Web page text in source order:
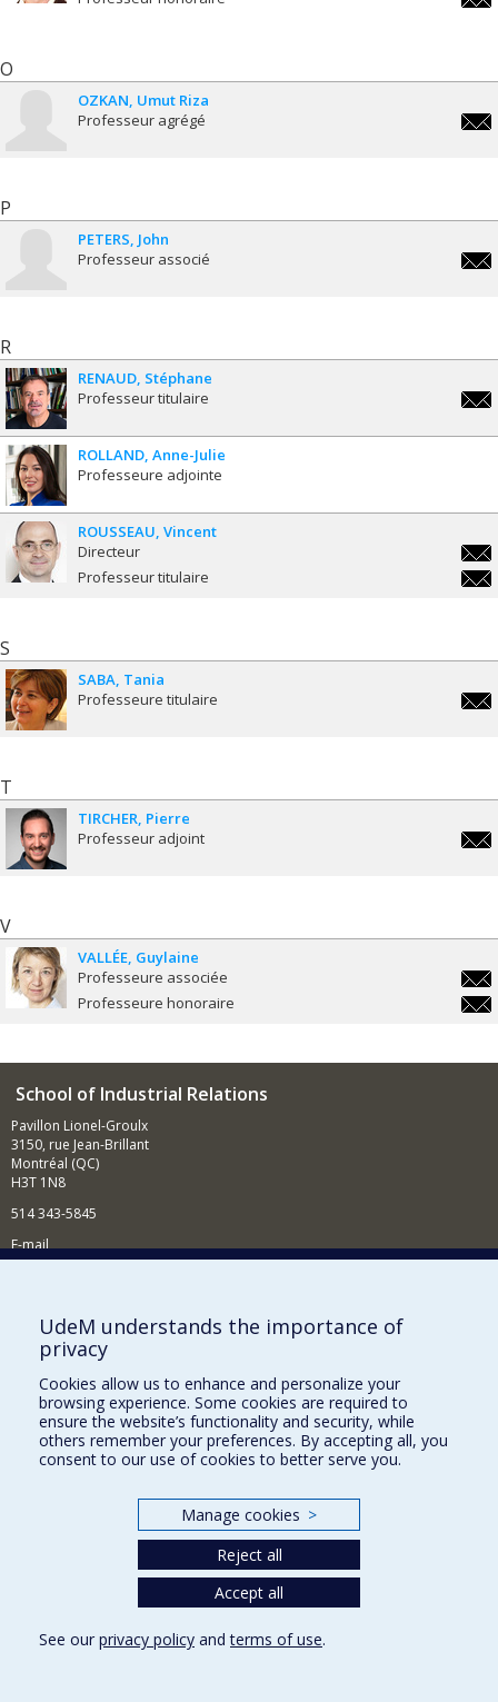
O
OZKAN Umut Riza
Professeur agrégé
P
PETERS John
Professeur associé
R
RENAUD Stéphane
Professeur titulaire
ROLLAND Anne-Julie
Professeure adjointe
ROUSSEAU Vincent
Directeur
Professeur titulaire
S
SABA Tania
Professeure titulaire
T
TIRCHER Pierre
Professeur adjoint
V
VALLÉE Guylaine
Professeure associée
Professeure honoraire
School of Industrial Relations
Pavillon Lionel-Groulx
3150, rue Jean-Brillant
Montréal (QC)
H3T 1N8
514 343-5845
E-mail
Supporting the School
NEED HELP?
Sitemap
Report a problem
Accessibility
Our Departments and Schools
Programs and Courses in our Faculty
UdeM understands the importance of
privacy
Cookies allow us to enhance and personalize your
browsing experience. Some cookies are required to
ensure the website’s functionality and security, while
others remember your preferences. By accepting all, you
consent to our use of cookies to better serve you.
Manage cookies >
Reject all
Accept all
See our privacy policy andterms of use.